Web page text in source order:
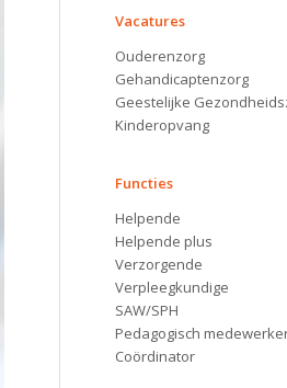
Vacatures
Ouderenzorg
Gehandicaptenzorg
Geestelijke
Kinderopvang
Functies
Helpende
Helpende plus
Verzorgende
Verpleegkundige
SAW/SPH
Pedagogisch
Coördinator